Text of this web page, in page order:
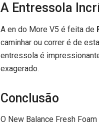
A Entressola
A en do More V5 é feita de
caminhar ou correr é de
entressola é
exagerado.
Conclusão
O New Balance Fresh